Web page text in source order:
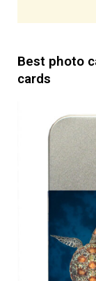
Best photo
cards